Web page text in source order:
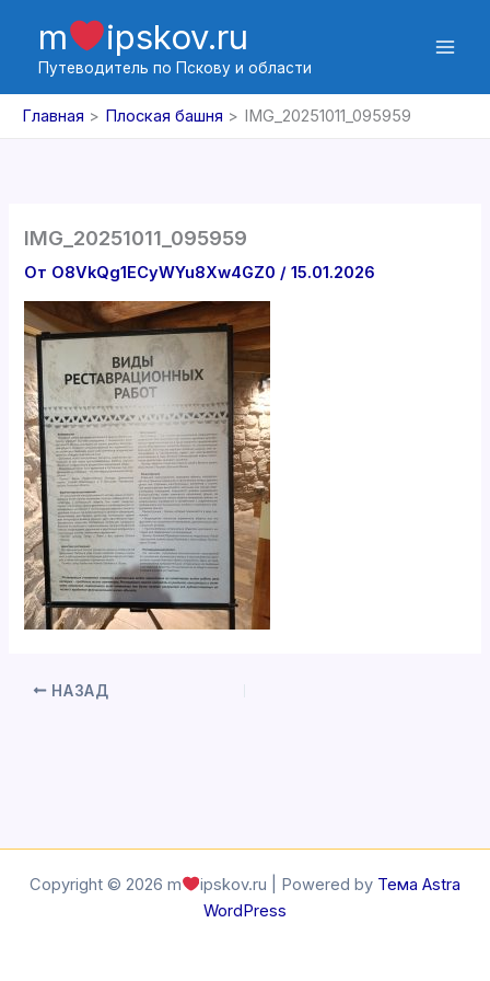
содержимому
m ipskov.ru
Путеводитель по Пскову и области
Главная Плоская башня IMG_20251011_095959
IMG_20251011_095959
От O8VkQg1ECyWYu8Xw4GZ0 /15.01.2026
НАЗАД
Copyright © 2026 m ipskov.ru | Powered by Тема Astra
WordPress